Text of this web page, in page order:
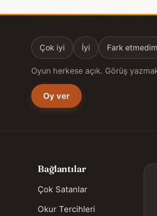
Çok iyi İyi Fark etmedim
Oyun herkese açık. Görüş
Oy ver
Bağlantılar
Çok Satanlar
Okur Tercihleri